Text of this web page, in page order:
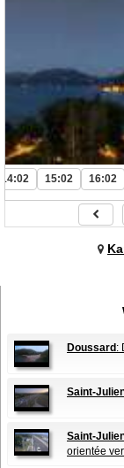
14:02 15:02 16:02
Doussard :
Saint-
Saint-
orientée